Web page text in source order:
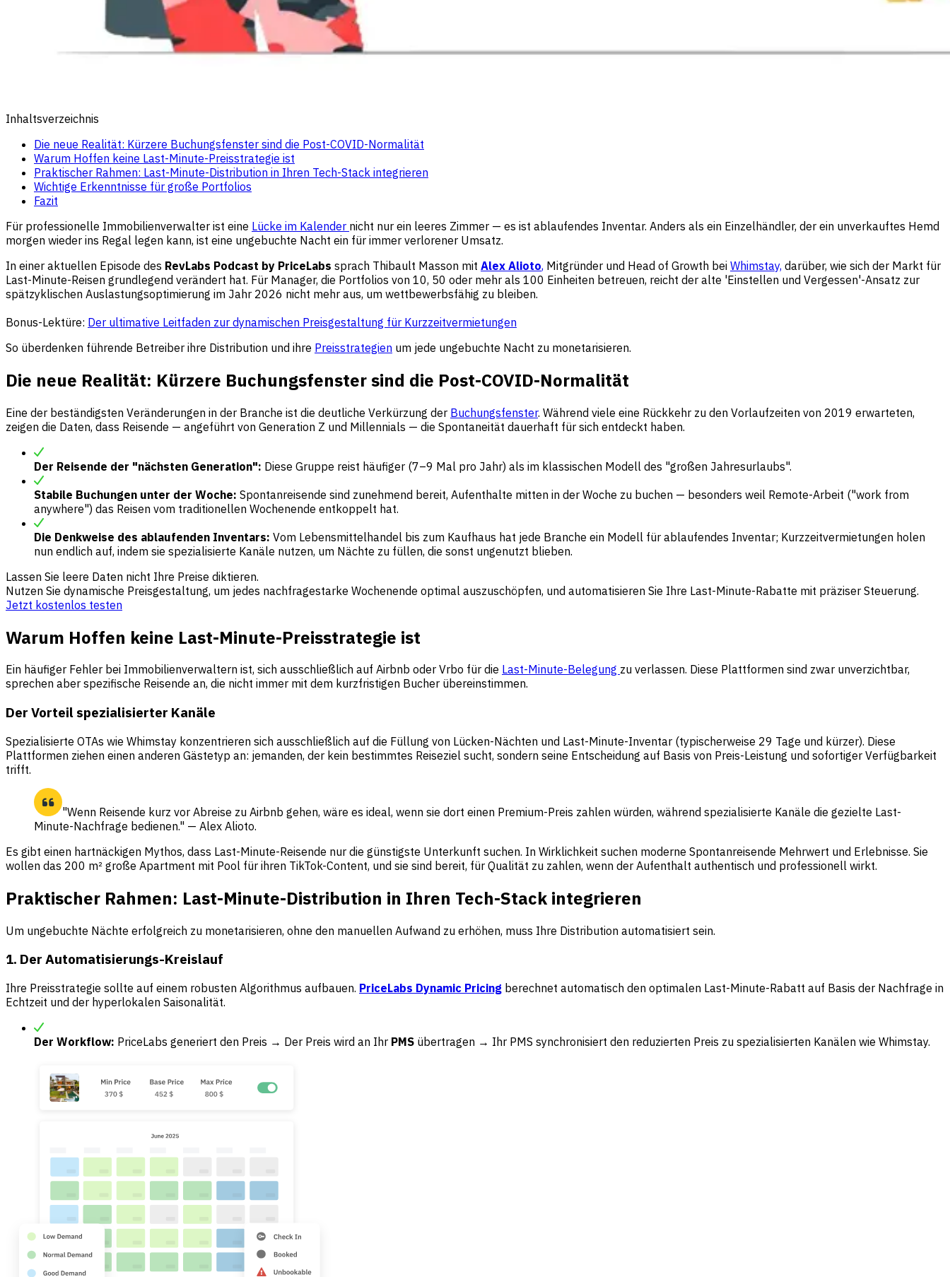
Inhaltsverzeichnis
Die neue Realität: Kürzere Buchungsfenster sind die Post-COVID-Normalität
Warum Hoffen keine Last-Minute-Preisstrategie ist
Praktischer Rahmen: Last-Minute-Distribution in Ihren Tech-Stack integrieren
Wichtige Erkenntnisse für große Portfolios
Fazit
Für professionelle Immobilienverwalter ist eine Lücke im Kalender nicht nur ein leeres Zimmer — es ist ablaufendes Inventar. Anders als ein Einzelhändler, der ein unverkauftes Hemd
morgen wieder ins Regal legen kann, ist eine ungebuchte Nacht ein für immer verlorener Umsatz.
In einer aktuellen Episode des RevLabs Podcast by PriceLabs sprach Thibault Masson mit Alex Alioto, Mitgründer und Head of Growth bei Whimstay, darüber, wie sich der Markt für
Last-Minute-Reisen grundlegend verändert hat. Für Manager, die Portfolios von 10, 50 oder mehr als 100 Einheiten betreuen, reicht der alte 'Einstellen und Vergessen'-Ansatz zur
spätzyklischen Auslastungsoptimierung im Jahr 2026 nicht mehr aus, um wettbewerbsfähig zu bleiben.
Bonus-Lektüre: Der ultimative Leitfaden zur dynamischen Preisgestaltung für Kurzzeitvermietungen
So überdenken führende Betreiber ihre Distribution und ihre Preisstrategien um jede ungebuchte Nacht zu monetarisieren.
Die neue Realität: Kürzere Buchungsfenster sind die Post-COVID-Normalität
Eine der beständigsten Veränderungen in der Branche ist die deutliche Verkürzung der Buchungsfenster. Während viele eine Rückkehr zu den Vorlaufzeiten von 2019 erwarteten,
zeigen die Daten, dass Reisende — angeführt von Generation Z und Millennials — die Spontaneität dauerhaft für sich entdeckt haben.
Der Reisende der "nächsten Generation": Diese Gruppe reist häufiger (7–9 Mal pro Jahr) als im klassischen Modell des "großen Jahresurlaubs".
Stabile Buchungen unter der Woche: Spontanreisende sind zunehmend bereit, Aufenthalte mitten in der Woche zu buchen — besonders weil Remote-Arbeit ("work from
anywhere") das Reisen vom traditionellen Wochenende entkoppelt hat.
Die Denkweise des ablaufenden Inventars: Vom Lebensmittelhandel bis zum Kaufhaus hat jede Branche ein Modell für ablaufendes Inventar; Kurzzeitvermietungen holen
nun endlich auf, indem sie spezialisierte Kanäle nutzen, um Nächte zu füllen, die sonst ungenutzt blieben.
Lassen Sie leere Daten nicht Ihre Preise diktieren.
Nutzen Sie dynamische Preisgestaltung, um jedes nachfragestarke Wochenende optimal auszuschöpfen, und automatisieren Sie Ihre Last-Minute-Rabatte mit präziser Steuerung.
Jetzt kostenlos testen
Warum Hoffen keine Last-Minute-Preisstrategie ist
Ein häufiger Fehler bei Immobilienverwaltern ist, sich ausschließlich auf Airbnb oder Vrbo für die Last-Minute-Belegung zu verlassen. Diese Plattformen sind zwar unverzichtbar,
sprechen aber spezifische Reisende an, die nicht immer mit dem kurzfristigen Bucher übereinstimmen.
Der Vorteil spezialisierter Kanäle
Spezialisierte OTAs wie Whimstay konzentrieren sich ausschließlich auf die Füllung von Lücken-Nächten und Last-Minute-Inventar (typischerweise 29 Tage und kürzer). Diese
Plattformen ziehen einen anderen Gästetyp an: jemanden, der kein bestimmtes Reiseziel sucht, sondern seine Entscheidung auf Basis von Preis-Leistung und sofortiger Verfügbarkeit
trifft.
"Wenn Reisende kurz vor Abreise zu Airbnb gehen, wäre es ideal, wenn sie dort einen Premium-Preis zahlen würden, während spezialisierte Kanäle die gezielte Last-
Minute-Nachfrage bedienen." — Alex Alioto.
Es gibt einen hartnäckigen Mythos, dass Last-Minute-Reisende nur die günstigste Unterkunft suchen. In Wirklichkeit suchen moderne Spontanreisende Mehrwert und Erlebnisse. Sie
wollen das 200 m² große Apartment mit Pool für ihren TikTok-Content, und sie sind bereit, für Qualität zu zahlen, wenn der Aufenthalt authentisch und professionell wirkt.
Praktischer Rahmen: Last-Minute-Distribution in Ihren Tech-Stack integrieren
Um ungebuchte Nächte erfolgreich zu monetarisieren, ohne den manuellen Aufwand zu erhöhen, muss Ihre Distribution automatisiert sein.
1. Der Automatisierungs-Kreislauf
Ihre Preisstrategie sollte auf einem robusten Algorithmus aufbauen. PriceLabs Dynamic Pricing berechnet automatisch den optimalen Last-Minute-Rabatt auf Basis der Nachfrage in
Echtzeit und der hyperlokalen Saisonalität.
Der Workflow: PriceLabs generiert den Preis → Der Preis wird an Ihr PMS übertragen → Ihr PMS synchronisiert den reduzierten Preis zu spezialisierten Kanälen wie Whimstay.